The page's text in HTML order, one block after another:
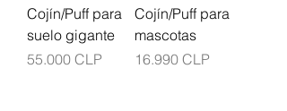
Cojín/Puff para
suelo gigante
Precio
55.000 CLP
Cojín/Puff para
mascotas
Precio
16.990 CLP